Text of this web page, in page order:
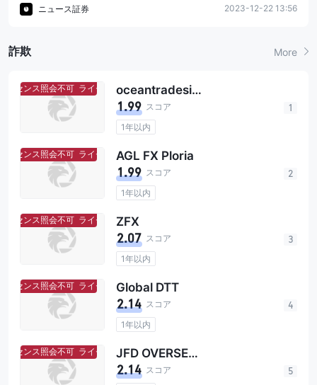
の実際の企業規模は、オフィスへの内部訪問が行われていない
ニュース証券 2023-12-22 13:56
詐欺 More
センス照会不可 ライセンス照会不可 oceantradesignal
1.99 スコア
1年以内
1
センス照会不可 ライセンス照会不可AGL FX Ploria
1.99 スコア
1年以内
2
センス照会不可 ライセンス照会不可
ZFX
2.07 スコア
1年以内
3
センス照会不可 ライセンス照会不可Global DTT
2.14 スコア
1年以内
4
センス照会不可 ライセンス照会不可 JFD OVERSEAS
2.14 スコア 5
Financial Supervisory Service
23
The Financial Industry RegulatoryAuthority 156
Financial Sector Conduct Authority
Securities and Exchange Regulator of Cambodia
Capital Market Authority
20
The Securities Commission of The Bahamas 25